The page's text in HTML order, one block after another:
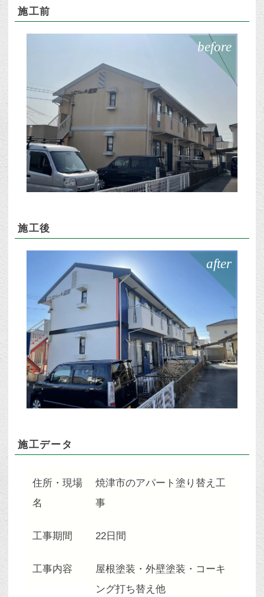
施工前
before
施工後
after
施工データ
住所・現場
名
焼津市のアパート塗り替え工
事
工事期間 22日間
工事内容
屋根塗装・外壁塗装・コーキ
ング打ち替え他